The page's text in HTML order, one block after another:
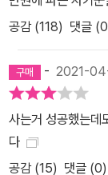
공감 (118) 댓글
- 2021-
사는거 성공했는데
다
공감 (15) 댓글 (0)